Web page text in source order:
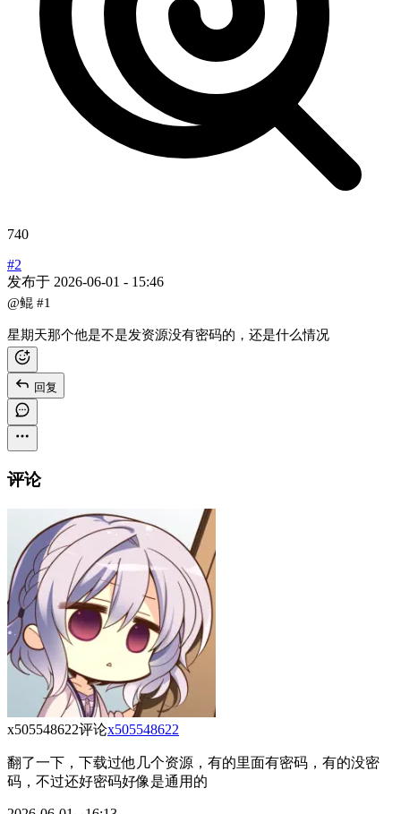
740
#2
发布于 2026-06-01 - 15:46
@鲲 #1
星期天那个他是不是发资源没有密码的，还是什么情况
回复
评论
x505548622评论x505548622
翻了一下，下载过他几个资源，有的里面有密码，有的没密
码，不过还好密码好像是通用的